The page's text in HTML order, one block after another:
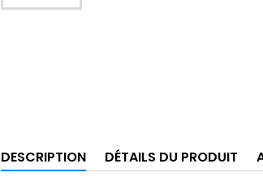
DESCRIPTION DÉTAILS DU PRODUIT